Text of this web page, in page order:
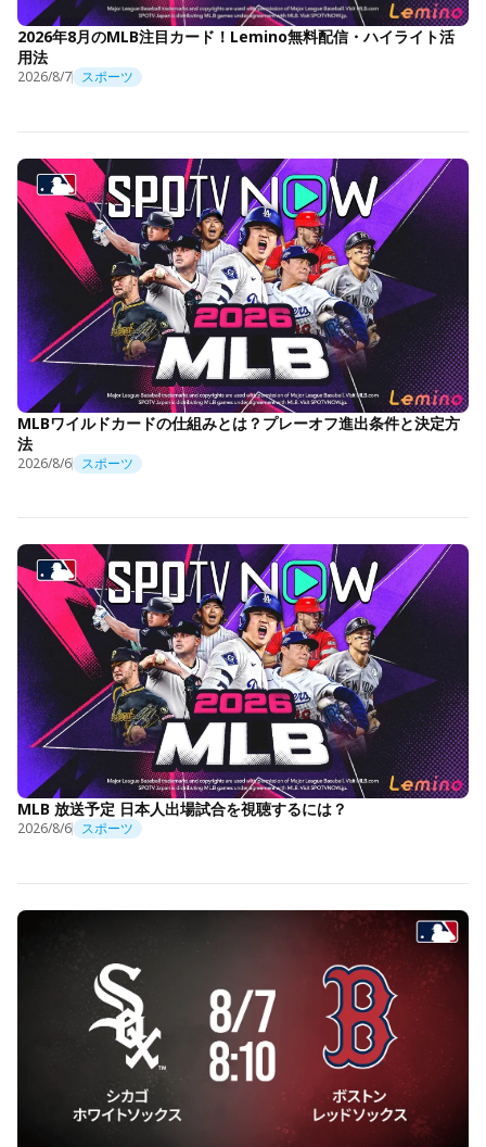
2026年8月のMLB注目カード！Lemino無料配信・ハイライト活
用法
2026/8/7 スポーツ
MLBワイルドカードの仕組みとは？プレーオフ進出条件と決定方
法
2026/8/6 スポーツ
MLB 放送予定 日本人出場試合を視聴するには？
2026/8/6 スポーツ